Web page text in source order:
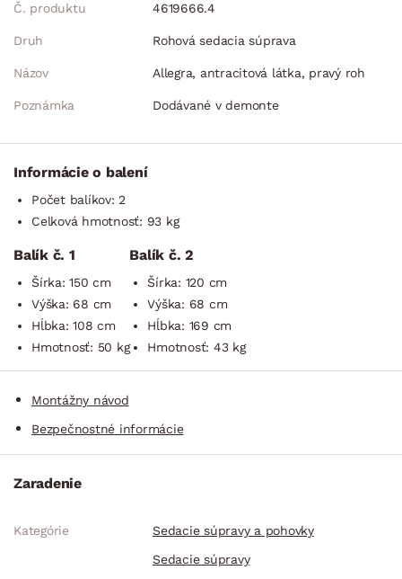
Č. produktu 4619666.4
Druh Rohová sedacia súprava
Názov Allegra, antracitová látka, pravý roh
Poznámka Dodávané v demonte
Informácie o balení
Počet balíkov: 2
Celková hmotnosť: 93 kg
Balík č. 1
Šírka: 150 cm
Výška: 68 cm
Hĺbka: 108 cm
Hmotnosť: 50 kg
Balík č. 2
Šírka: 120 cm
Výška: 68 cm
Hĺbka: 169 cm
Hmotnosť: 43 kg
Montážny návod
Bezpečnostné informácie
Zaradenie
Kategórie
Sedacie súpravy a pohovky
Sedacie súpravy